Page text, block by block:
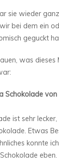
sie wieder
bei dem ein
geguckt
was dieses
Schokolade
ist sehr
Etwas
konnte
eben.